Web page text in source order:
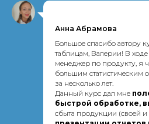
Анна Абрамова
Большое спасибо автору
таблицам, Валерии! В
менеджер по продукту, я
большим
за несколько лет.
Данный курс дал мне п
быстрой обработке,
сбыта продукции (своей и